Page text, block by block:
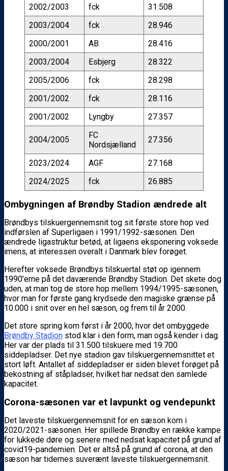
2002/2003 fck
31.508
2003/2004
fck
28.946
2000/2001
AB
28.416
2003/2004
Esbjerg
28.322
2005/2006
fck
28.298
2001/2002
fck
28.116
2001/2002
Lyngby 27.357
2004/2005
FC
Nordsjælland
27.356
2023/2024 AGF
27.168
2024/2025
fck 26.885
Ombygningen af Brøndby Stadion ændrede alt
Brøndbys tilskuergennemsnit tog sit første store hop ved
indførslen af Superligaen i 1991/1992-sæsonen. Den
ændrede ligastruktur betød, at ligaens eksponering voksede
imens, at interessen overalt i Danmark blev forøget.
Herefter voksede Brøndbys tilskuertal støt op igennem
1990’erne på det daværende Brøndby Stadion. Det skete dog
uden, at man tog de store hop mellem 1994/1995-sæsonen,
hvor man for første gang krydsede den magiske grænse på
10.000 i snit over en hel sæson, og frem til år 2000.
Det store spring kom først i år 2000, hvor det ombyggede
Brøndby Stadion stod klar i den form, man også kender i dag.
Her var der plads til 31.500 tilskuere med 19.700
siddepladser. Det nye stadion gav tilskuergennemsnittet et
stort løft. Antallet af siddepladser er siden blevet forøget på
bekostning af ståpladser, hvilket har nedsat den samlede
kapacitet.
Corona-sæsonen var et lavpunkt og vendepunkt
Det laveste tilskuergennemsnit for en sæson kom i
2020/2021-sæsonen. Her spillede Brøndby en række kampe
for lukkede døre og senere med nedsat kapacitet på grund af
covid19-pandemien. Det er altså på grund af corona, at den
sæson har tidernes suverænt laveste tilskuergennemsnit.